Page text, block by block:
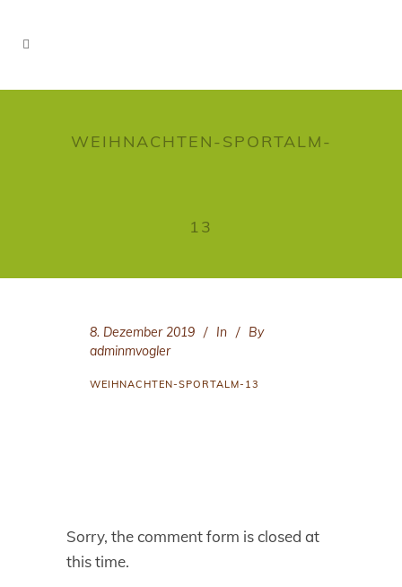
WEIHNACHTEN-SPORTALM-
13
8. Dezember 2019 In
By
adminmvogler
WEIHNACHTEN-SPORTALM-13
Sorry, the comment form is closed at
this time.